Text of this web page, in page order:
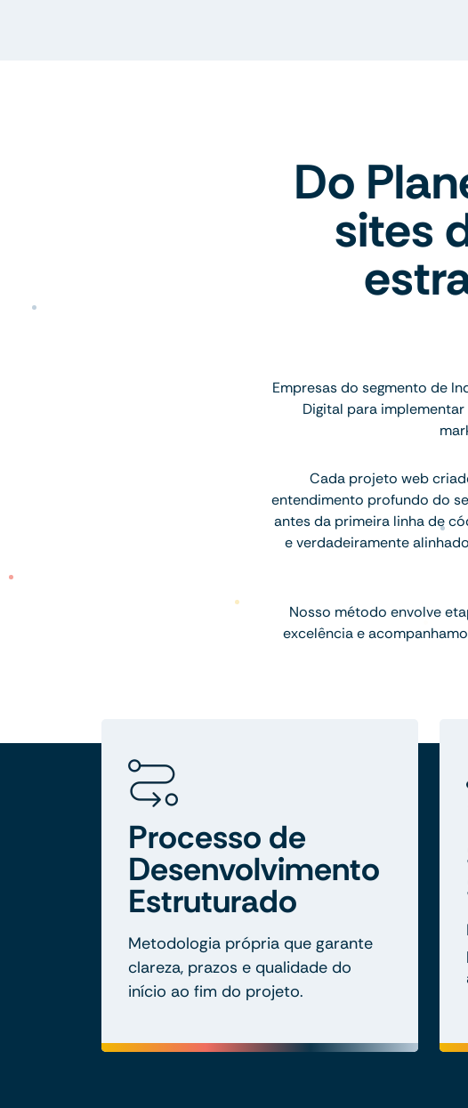
Do
sites
Empresas do segmento de
Digital para
Cada projeto web
entendimento profundo do
antes da primeira linha de
e verdadeiramente
Nosso método envolve
excelência e
Processo de
Desenvolvimento
Estruturado
Metodologia própria que garante
clareza, prazos e qualidade do
início ao fim do projeto.